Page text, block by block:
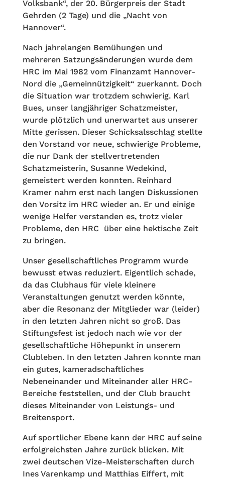
Volksbank“, der 20. Bürgerpreis der Stadt
Gehrden (2 Tage) und die „Nacht von
Hannover“.
Nach jahrelangen Bemühungen und
mehreren Satzungsänderungen wurde dem
HRC im Mai 1982 vom Finanzamt Hannover-
Nord die „Gemeinnützigkeit“ zuerkannt. Doch
die Situation war trotzdem schwierig. Karl
Bues, unser langjähriger Schatzmeister,
wurde plötzlich und unerwartet aus unserer
Mitte gerissen. Dieser Schicksalsschlag stellte
den Vorstand vor neue, schwierige Probleme,
die nur Dank der stellvertretenden
Schatzmeisterin, Susanne Wedekind,
gemeistert werden konnten. Reinhard
Kramer nahm erst nach langen Diskussionen
den Vorsitz im HRC wieder an. Er und einige
wenige Helfer verstanden es, trotz vieler
Probleme, den HRC über eine hektische Zeit
zu bringen.
Unser gesellschaftliches Programm wurde
bewusst etwas reduziert. Eigentlich schade,
da das Clubhaus für viele kleinere
Veranstaltungen genutzt werden könnte,
aber die Resonanz der Mitglieder war (leider)
in den letzten Jahren nicht so groß. Das
Stiftungsfest ist jedoch nach wie vor der
gesellschaftliche Höhepunkt in unserem
Clubleben. In den letzten Jahren konnte man
ein gutes, kameradschaftliches
Nebeneinander und Miteinander aller HRC-
Bereiche feststellen, und der Club braucht
dieses Miteinander von Leistungs- und
Breitensport.
Auf sportlicher Ebene kann der HRC auf seine
erfolgreichsten Jahre zurück blicken. Mit
zwei deutschen Vize-Meisterschaften durch
Ines Varenkamp und Matthias Eiffert, mit